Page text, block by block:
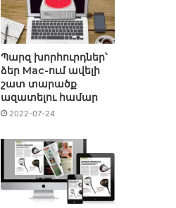
Պարզ խորհուրդներ՝
ձեր Mac-ում ավելի
շատ տարածք
ազատելու համար
2022-07-24